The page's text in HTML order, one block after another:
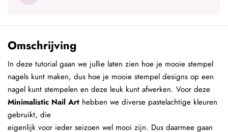
Omschrijving
In deze tutorial gaan we jullie laten zien hoe je mooie stempel
nagels kunt maken, dus hoe je mooie stempel designs op een
nagel kunt stempelen en deze leuk kunt afwerken. Voor deze
Minimalistic Nail Art hebben we diverse pastelachtige kleuren
gebruikt, die
eigenlijk voor ieder seizoen wel mooi zijn. Dus daarmee gaan